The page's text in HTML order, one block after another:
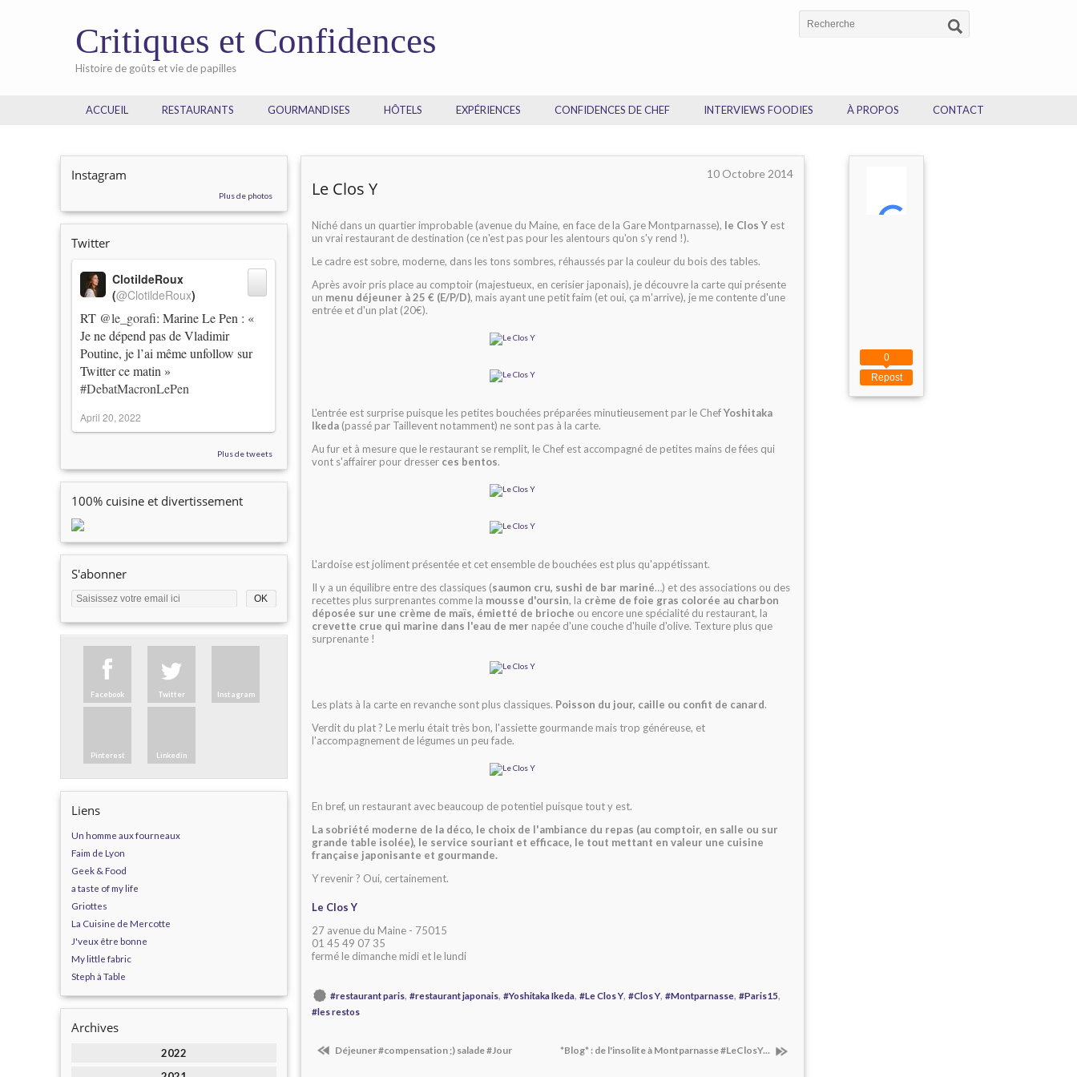
Critiques et Confidences
Histoire de goûts et vie de papilles
ACCUEIL RESTAURANTS GOURMANDISES HÔTELS EXPÉRIENCES CONFIDENCES DE CHEF INTERVIEWS FOODIES À PROPOS CONTACT
Instagram
Plus de photos
Twitter
RT @le_gorafi: Marine Le Pen : «
Je ne dépend pas de Vladimir
Poutine, je l’ai même unfollow sur
Twitter ce matin »
#DebatMacronLePen
ClotildeRoux
(@ClotildeRoux)
April 20, 2022
Plus de tweets
100% cuisine et divertissement
S'abonner
Facebook Twitter Instagram
Pinterest Linkedin
Liens
Un homme aux fourneaux
Faim de Lyon
Geek & Food
a taste of my life
Griottes
La Cuisine de Mercotte
J'veux être bonne
My little fabric
Steph à Table
Archives
2022
10 Octobre 2014
Le Clos Y
Niché dans un quartier improbable (avenue du Maine, en face de la Gare Montparnasse), le Clos Y est
un vrai restaurant de destination (ce n'est pas pour les alentours qu'on s'y rend !).
Le cadre est sobre, moderne, dans les tons sombres, réhaussés par la couleur du bois des tables.
Après avoir pris place au comptoir (majestueux, en cerisier japonais), je découvre la carte qui présente
un menu déjeuner à 25 € (E/P/D), mais ayant une petit faim (et oui, ça m'arrive), je me contente d'une
entrée et d'un plat (20€).
L'entrée est surprise puisque les petites bouchées préparées minutieusement par le ChefYoshitaka
Ikeda (passé par Taillevent notamment) ne sont pas à la carte.
Au fur et à mesure que le restaurant se remplit, le Chef est accompagné de petites mains de fées qui
vont s'affairer pour dresser ces bentos.
L'ardoise est joliment présentée et cet ensemble de bouchées est plus qu'appétissant.
Il y a un équilibre entre des classiques (saumon cru, sushi de bar mariné…) et des associations ou des
recettes plus surprenantes comme la mousse d'oursin, la crème de foie gras colorée au charbon
déposée sur une crème de maïs, émietté de brioche ou encore une spécialité du restaurant, la
crevette crue qui marine dans l'eau de mer napée d'une couche d'huile d'olive. Texture plus que
surprenante !
Les plats à la carte en revanche sont plus classiques. Poisson du jour, caille ou confit de canard.
Verdit du plat ? Le merlu était très bon, l'assiette gourmande mais trop généreuse, et
l'accompagnement de légumes un peu fade.
En bref, un restaurant avec beaucoup de potentiel puisque tout y est.
La sobriété moderne de la déco, le choix de l'ambiance du repas (au comptoir, en salle ou sur
grande table isolée), le service souriant et efficace, le tout mettant en valeur une cuisine
française japonisante et gourmande.
Y revenir ? Oui, certainement.
Le Clos Y
27 avenue du Maine - 75015
01 45 49 07 35
fermé le dimanche midi et le lundi
#restaurant paris,#restaurant japonais,#Yoshitaka Ikeda,#Le Clos Y,#Clos Y,#Montparnasse,#Paris15,
#les restos
Déjeuner #compensation ;) salade #Jour *Blog* : de l'insolite à Montparnasse #LeClosY...
Repost
0